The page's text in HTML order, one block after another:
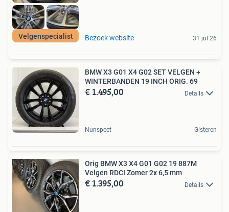
Velgenspecialist Bezoek website 31 jul 26
BMW X3 G01 X4 G02 SET VELGEN +
WINTERBANDEN 19 INCH ORIG. 69
€ 1.495,00 Details
Nunspeet Gisteren
Orig BMW X3 X4 G01 G02 19 887M
Velgen RDCI Zomer 2x 6,5 mm
€ 1.395,00 Details